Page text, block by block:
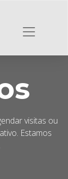
visitas ou
Estamos